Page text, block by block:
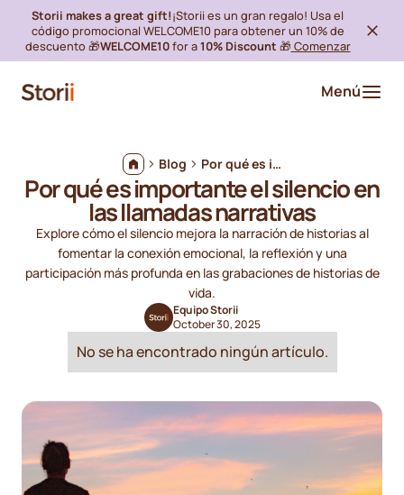
Storii makes a great gift!¡Storii es un gran regalo! Usa el
código promocional WELCOME10 para obtener un 10% de
descuento 🎁WELCOME10for a10% Discount 🎁 Comenzar
Menú
Blog Por qué es importante el silencio en las llamadas narrativas
Por qué es importante el silencio en
las llamadas narrativas
Explore cómo el silencio mejora la narración de historias al
fomentar la conexión emocional, la reflexión y una
participación más profunda en las grabaciones de historias de
vida.
Equipo Storii
October 30, 2025
No se ha encontrado ningún artículo.